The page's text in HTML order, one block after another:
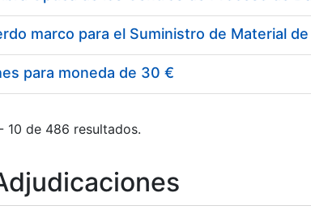
para moneda de 30 €
10 de 486 resultados.